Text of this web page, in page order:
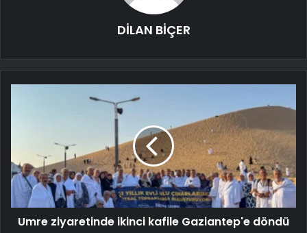
DİLAN BİÇER
Umre ziyaretinde ikinci kafile Gaziantep'e döndü